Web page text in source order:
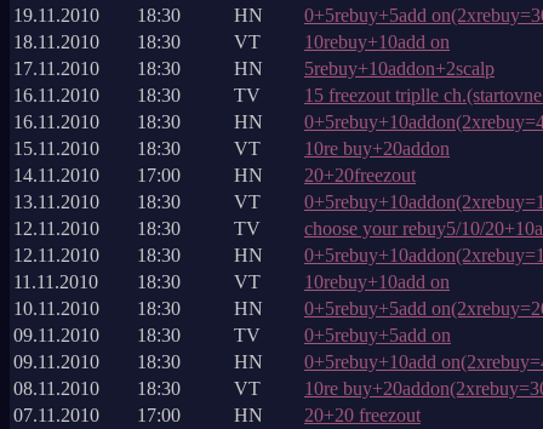
19.11.2010
18:30 HN
0+5rebuy+5add
18.11.2010
18:30 VT
10rebuy+10add on
17.11.2010
18:30 HN
5rebuy+10addon+2scalp
16.11.2010
18:30 TV
15 freezout triplle
16.11.2010
18:30 HN
15.11.2010
18:30 VT
10re buy+20addon
14.11.2010
17:00 HN
20+20freezout
13.11.2010
18:30 VT
12.11.2010
18:30 TV
choose your rebuy5/10/
12.11.2010
18:30 HN
11.11.2010
18:30 VT
10rebuy+10add on
10.11.2010
18:30 HN
0+5rebuy+5add
09.11.2010
18:30 TV
0+5rebuy+5add on
09.11.2010
18:30 HN
0+5rebuy+10add
08.11.2010
18:30 VT
10re
07.11.2010
17:00 HN
20+20 freezout